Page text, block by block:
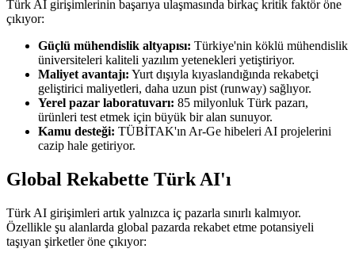
Türk AI girişimlerinin başarıya ulaşmasında birkaç kritik faktör öne
çıkıyor:
Güçlü mühendislik altyapısı: Türkiye'nin köklü mühendislik
üniversiteleri kaliteli yazılım yetenekleri yetiştiriyor.
Maliyet avantajı: Yurt dışıyla kıyaslandığında rekabetçi
geliştirici maliyetleri, daha uzun pist (runway) sağlıyor.
Yerel pazar laboratuvarı: 85 milyonluk Türk pazarı,
ürünleri test etmek için büyük bir alan sunuyor.
Kamu desteği: TÜBİTAK'ın Ar-Ge hibeleri AI projelerini
cazip hale getiriyor.
Global Rekabette Türk AI'ı
Türk AI girişimleri artık yalnızca iç pazarla sınırlı kalmıyor.
Özellikle şu alanlarda global pazarda rekabet etme potansiyeli
taşıyan şirketler öne çıkıyor: